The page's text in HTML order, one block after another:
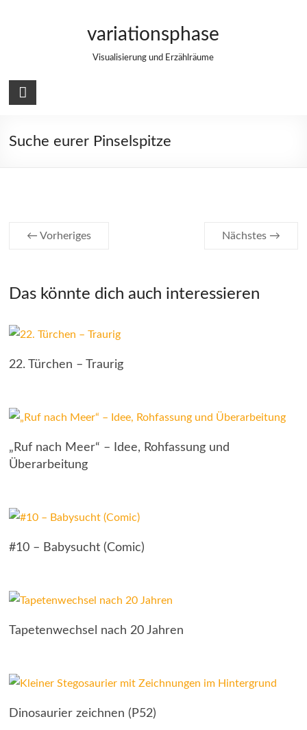
variationsphase
Visualisierung und Erzählräume
Suche eurer Pinselspitze
← Vorheriges Nächstes →
Das könnte dich auch interessieren
22. Türchen – Traurig
„Ruf nach Meer“ – Idee, Rohfassung und
Überarbeitung
#10 – Babysucht (Comic)
Tapetenwechsel nach 20 Jahren
Dinosaurier zeichnen (P52)